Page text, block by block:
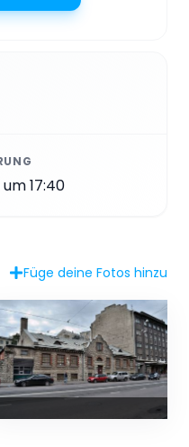
17:40
Füge deine Fotos hinzu